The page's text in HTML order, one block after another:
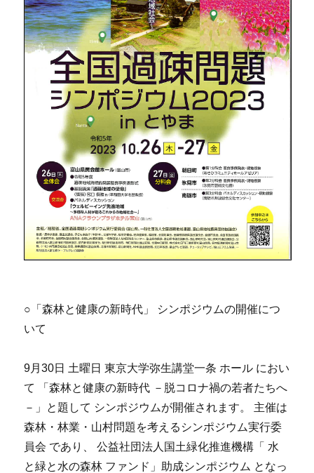
○「森林と健康の新時代」 シンポジウムの開催につ
いて
9月30日 土曜日 東京大学弥生講堂一条 ホール におい
て 「森林と健康の新時代 －脱コロナ禍の若者たちへ
－」と題して シンポジウムが開催されます。 主催は
森林・林業・山村問題を考えるシンポジウム実行委
員会 であり、 公益社団法人国土緑化推進機構「 水
と緑と水の森林 ファンド」助成シンポジウム となっ